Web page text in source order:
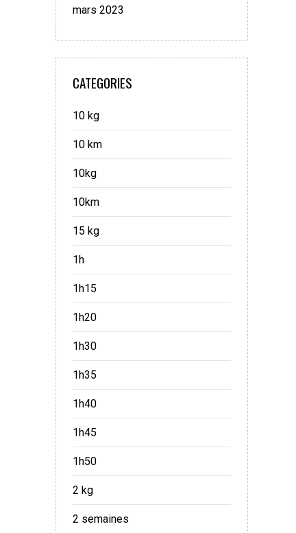
mars 2023
CATEGORIES
10 kg
10 km
10kg
10km
15 kg
1h
1h15
1h20
1h30
1h35
1h40
1h45
1h50
2 kg
2 semaines